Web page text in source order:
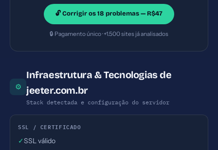
🔓 Corrigir os 18 problemas — R$47
🔒 Pagamento único · +1.500 sites já analisados
⚙
Infraestrutura & Tecnologias de
jeeter.com.br
Stack detectada e configuração do servidor
SSL / CERTIFICADO
✓SSL válido